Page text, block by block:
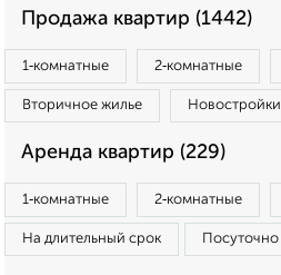
Продажа квартир (1442)
1‑комнатные 2‑комнатные
Вторичное жилье Новостройки
Аренда квартир (229)
1‑комнатные 2‑комнатные
На длительный срок Посуточно